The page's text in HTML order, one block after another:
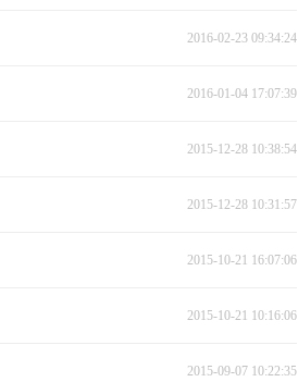
2016-02-23 09:34:24
2016-01-04 17:07:39
2015-12-28 10:38:54
2015-12-28 10:31:57
2015-10-21 16:07:06
2015-10-21 10:16:06
2015-09-07 10:22:35